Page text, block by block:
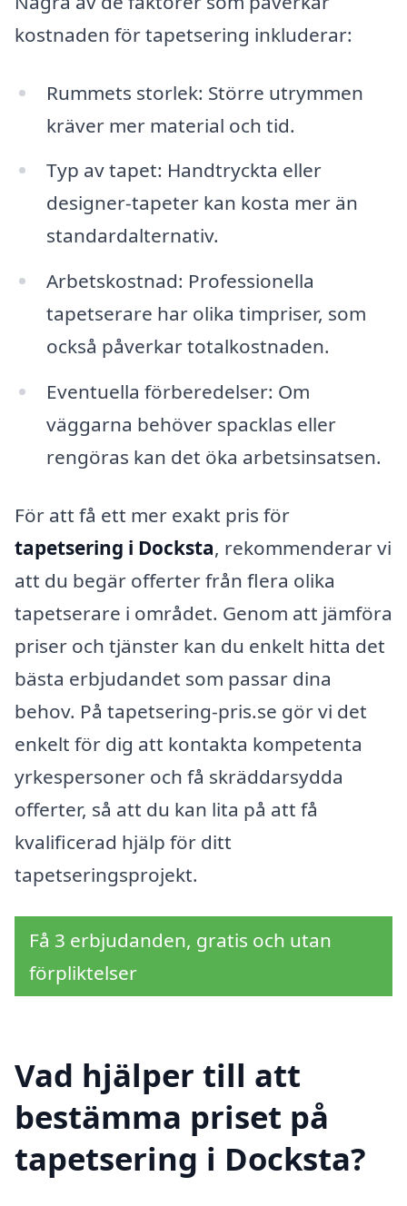
kostnaden för tapetsering inkluderar:
Rummets storlek: Större utrymmen
kräver mer material och tid.
Typ av tapet: Handtryckta eller
designer-tapeter kan kosta mer än
standardalternativ.
Arbetskostnad: Professionella
tapetserare har olika timpriser, som
också påverkar totalkostnaden.
Eventuella förberedelser: Om
väggarna behöver spacklas eller
rengöras kan det öka arbetsinsatsen.
För att få ett mer exakt pris för
tapetsering i Docksta, rekommenderar vi
att du begär offerter från flera olika
tapetserare i området. Genom att jämföra
priser och tjänster kan du enkelt hitta det
bästa erbjudandet som passar dina
behov. På tapetsering-pris.se gör vi det
enkelt för dig att kontakta kompetenta
yrkespersoner och få skräddarsydda
offerter, så att du kan lita på att få
kvalificerad hjälp för ditt
tapetseringsprojekt.
Få 3 erbjudanden, gratis och utan
förpliktelser
Vad hjälper till att
bestämma priset på
tapetsering i Docksta?